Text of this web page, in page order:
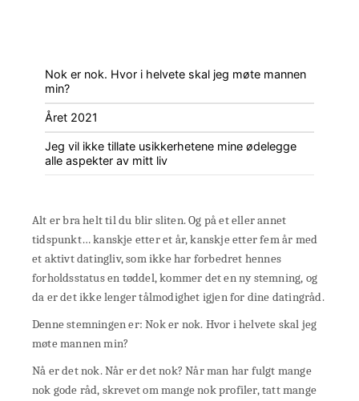
Nok er nok. Hvor i helvete skal jeg møte mannen
min?
Året 2021
Jeg vil ikke tillate usikkerhetene mine ødelegge
alle aspekter av mitt liv
Alt er bra helt til du blir sliten. Og på et eller annet
tidspunkt… kanskje etter et år, kanskje etter fem år med
et aktivt datingliv, som ikke har forbedret hennes
forholdsstatus en tøddel, kommer det en ny stemning, og
da er det ikke lenger tålmodighet igjen for dine datingråd.
Denne stemningen er: Nok er nok. Hvor i helvete skal jeg
møte mannen min?
Nå er det nok. Når er det nok? Når man har fulgt mange
nok gode råd, skrevet om mange nok profiler, tatt mange